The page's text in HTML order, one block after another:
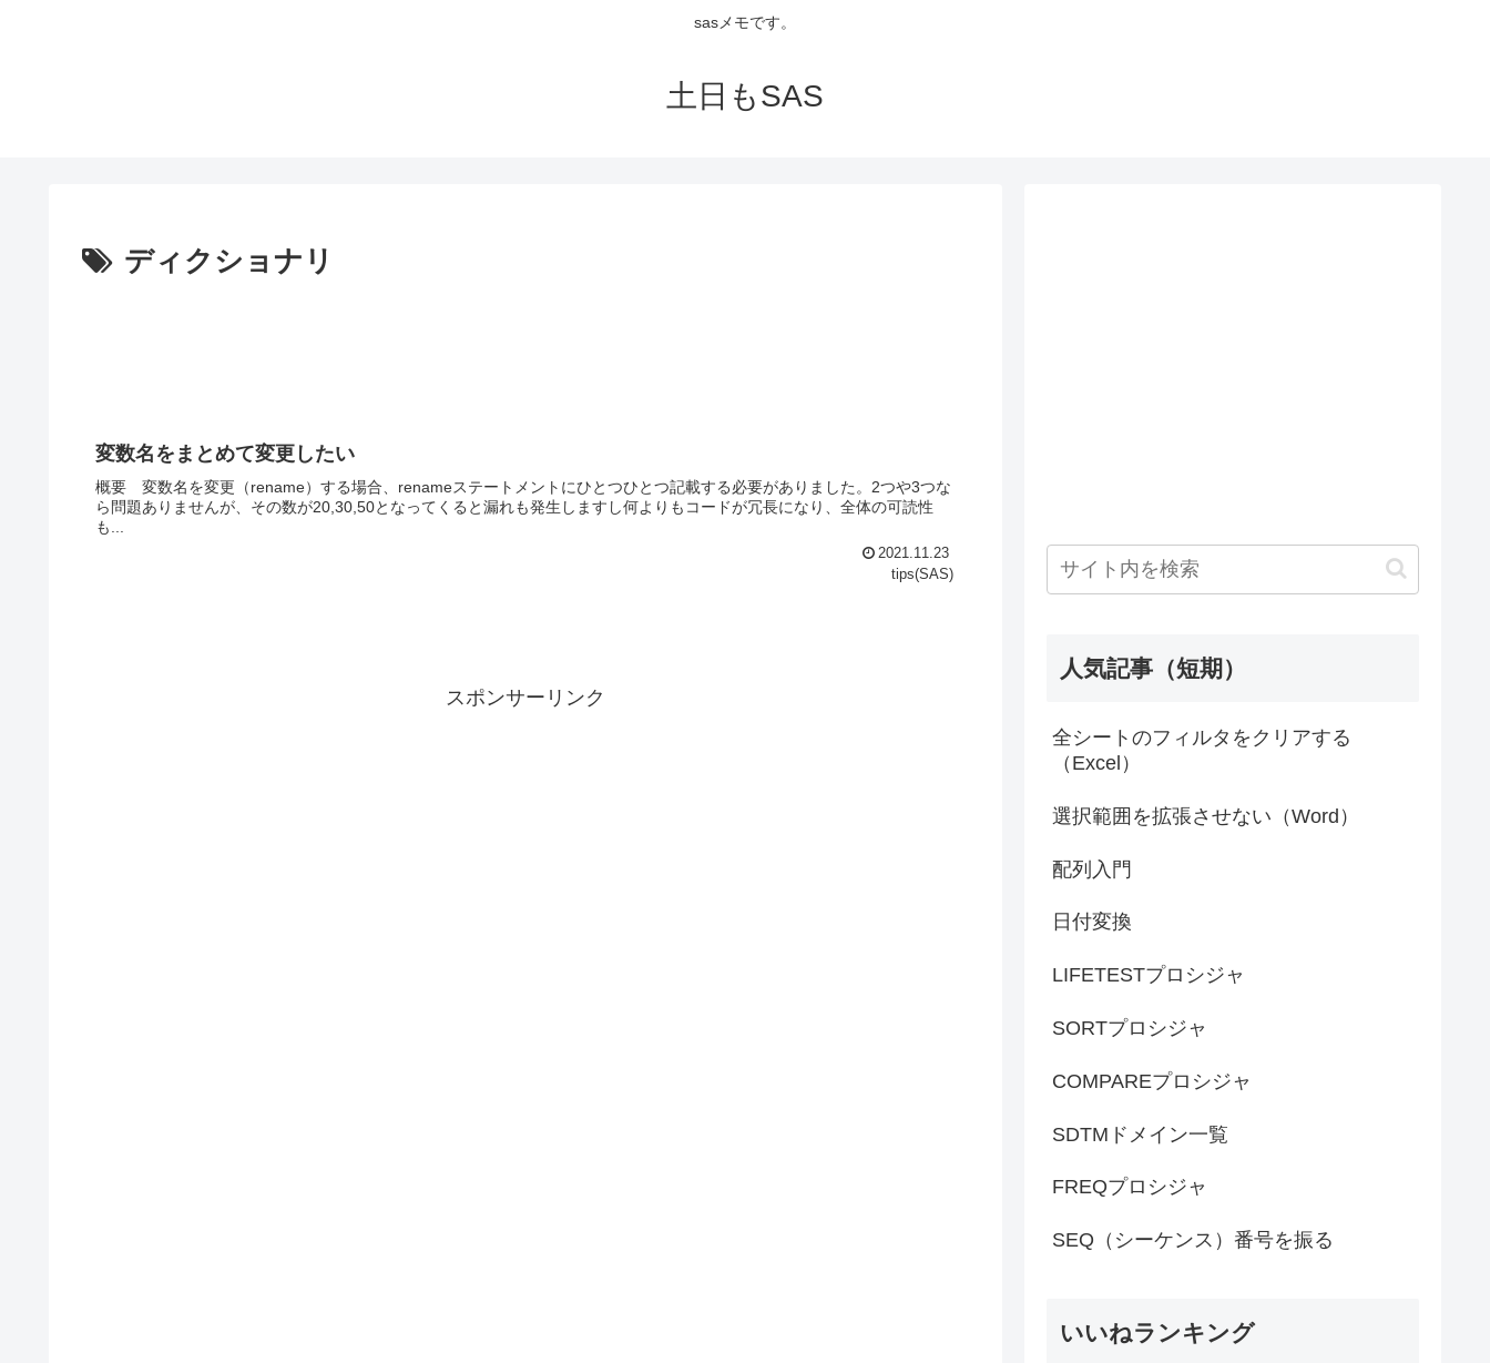
sasメモです。
土日もSAS
ディクショナリ
変数名をまとめて変更したい
概要 変数名を変更（rename）する場合、renameステートメントにひとつひとつ記載する必要がありました。2つや3つな
ら問題ありませんが、その数が20,30,50となってくると漏れも発生しますし何よりもコードが冗長になり、全体の可読性
も...
2021.11.23
tips(SAS)
スポンサーリンク
人気記事（短期）
全シートのフィルタをクリアする
（Excel）
選択範囲を拡張させない（Word）
配列入門
日付変換
LIFETESTプロシジャ
SORTプロシジャ
COMPAREプロシジャ
SDTMドメイン一覧
FREQプロシジャ
SEQ（シーケンス）番号を振る
いいねランキング